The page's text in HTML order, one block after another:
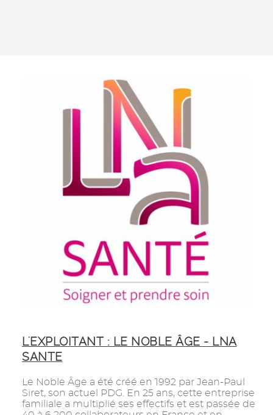
L'EXPLOITANT : LE NOBLE ÂGE - LNA
SANTE
Le Noble Âge a été créé en 1992 par Jean-Paul
Siret, son actuel PDG. En 25 ans, cette entreprise
familiale a multiplié ses effectifs et est passée de